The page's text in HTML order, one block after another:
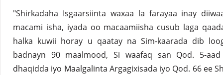
"Shirkadaha Isgaarsiinta waxaa la farayaa inay
macami isha, iyada oo macaamiisha cusub laga
halka kuwii horay u qaatay na Sim-kaarada dib
badnayn 90 maalmood, Si waafaq san Qod. 5-
dhaqidda iyo Maalgalinta Argagixisada iyo Qod. 66 ee